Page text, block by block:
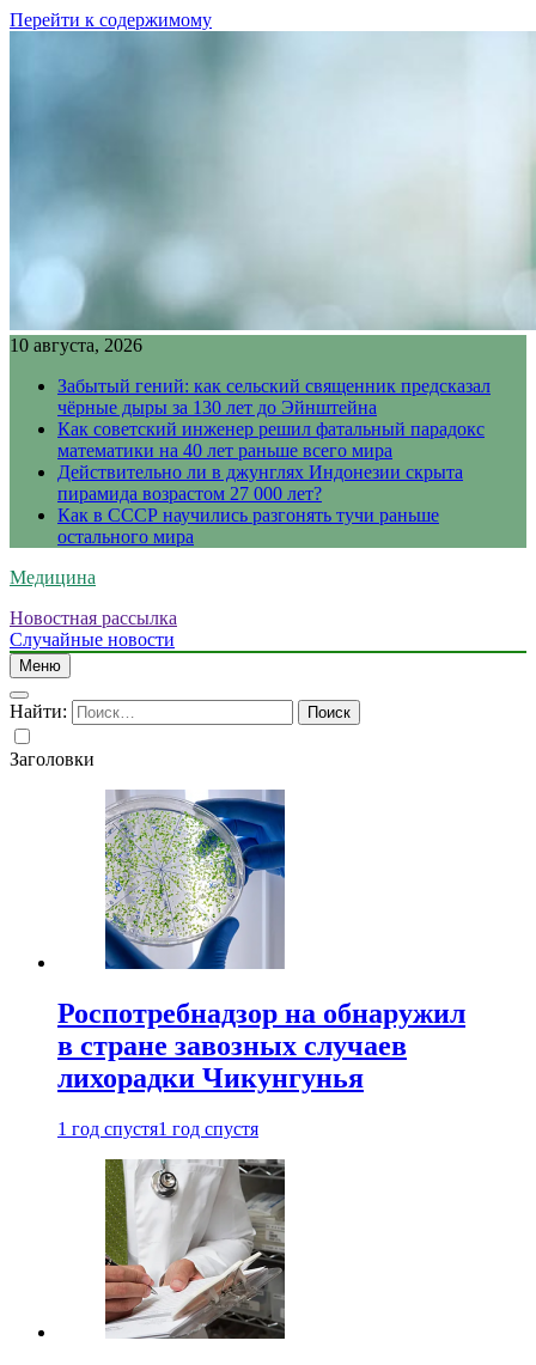
Перейти к содержимому
10 августа, 2026
Забытый гений: как сельский священник предсказал
чёрные дыры за 130 лет до Эйнштейна
Как советский инженер решил фатальный парадокс
математики на 40 лет раньше всего мира
Действительно ли в джунглях Индонезии скрыта
пирамида возрастом 27 000 лет?
Как в СССР научились разгонять тучи раньше
остального мира
Медицина
Новостная рассылка
Случайные новости
Меню
Найти:
Заголовки
Роспотребнадзор на обнаружил
в стране завозных случаев
лихорадки Чикунгунья
1 год спустя1 год спустя